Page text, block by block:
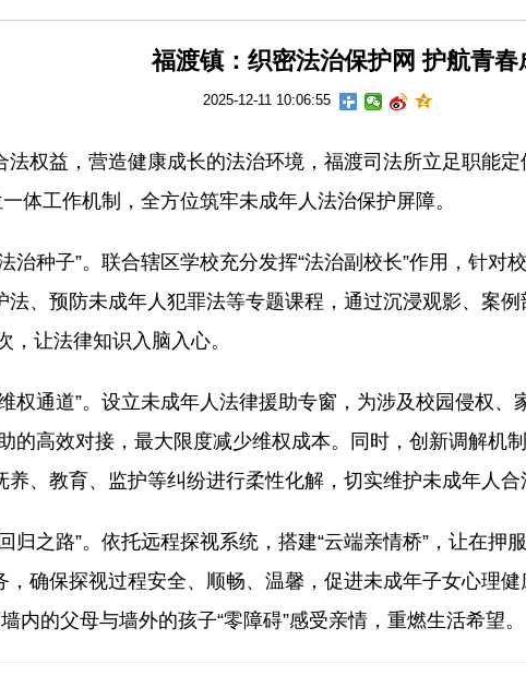
福渡镇：织密法治保护网 护航青春
2025-12-11 10:06:55
益，营造健康成长的法治环境，福渡司法所立足职能定
体工作机制，全方位筑牢未成年人法治保护屏障。
种子”。联合辖区学校充分发挥“法治副校长”作用，针对
法、预防未成年人犯罪法等专题课程，通过沉浸观影、案
让法律知识入脑入心。
通道”。设立未成年人法律援助专窗，为涉及校园侵权、
的高效对接，最大限度减少维权成本。同时，创新调解机
、教育、监护等纠纷进行柔性化解，切实维护未成年人合
之路”。依托远程探视系统，搭建“云端亲情桥”，让在押服
，确保探视过程安全、顺畅、温馨，促进未成年子女心理
内的父母与墙外的孩子“零障碍”感受亲情，重燃生活希望。